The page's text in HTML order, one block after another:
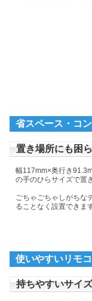
省スペース・コ
置き場所にも困
幅117mm×奥行き
の手のひらサイズで置
ごちゃごちゃしがちな
ることなく設置できま
使いやすいリモ
持ちやすいサイ